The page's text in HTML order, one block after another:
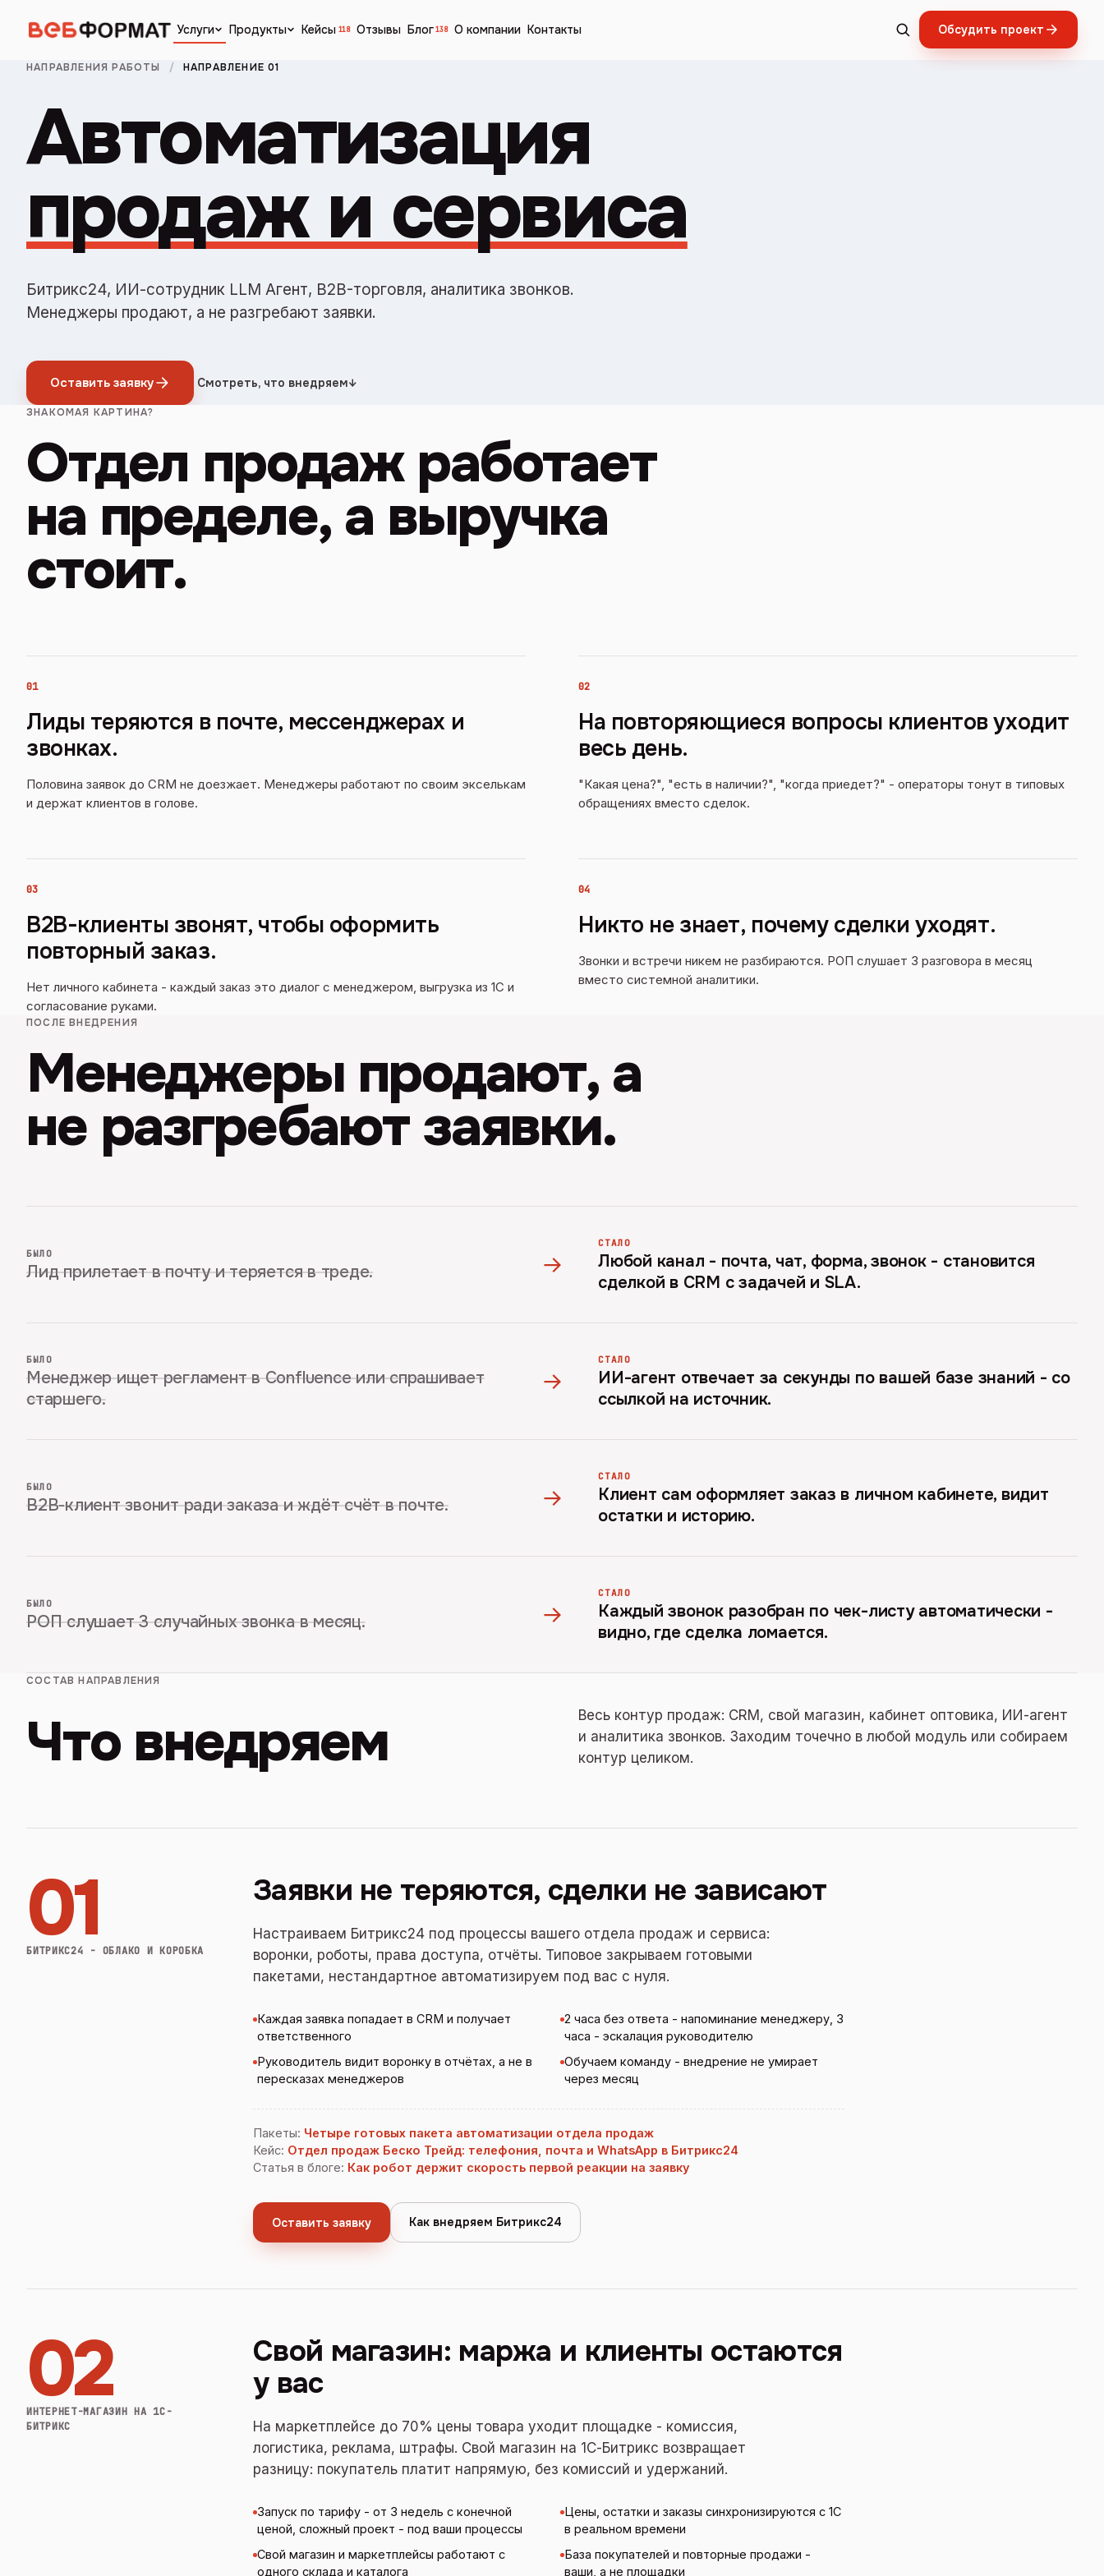
Услуги Продукты Кейсы 118 Отзывы Блог 138 О компании Контакты Обсудить проект
НАПРАВЛЕНИЯ РАБОТЫ / НАПРАВЛЕНИЕ 01
Автоматизация
продаж и сервиса
Битрикс24, ИИ-сотрудник LLM Агент, B2B-торговля, аналитика звонков.
Менеджеры продают, а не разгребают заявки.
Оставить заявку Смотреть, что внедряем↓
ЗНАКОМАЯ КАРТИНА?
Отдел продаж работает
на пределе, а выручка
стоит.
01
Лиды теряются в почте, мессенджерах и
звонках.
Половина заявок до CRM не доезжает. Менеджеры работают по своим экселькам
и держат клиентов в голове.
02
На повторяющиеся вопросы клиентов уходит
весь день.
"Какая цена?", "есть в наличии?", "когда приедет?" - операторы тонут в типовых
обращениях вместо сделок.
03
B2B-клиенты звонят, чтобы оформить
повторный заказ.
Нет личного кабинета - каждый заказ это диалог с менеджером, выгрузка из 1С и
согласование руками.
04
Никто не знает, почему сделки уходят.
Звонки и встречи никем не разбираются. РОП слушает 3 разговора в месяц
вместо системной аналитики.
ПОСЛЕ ВНЕДРЕНИЯ
Менеджеры продают, а
не разгребают заявки.
БЫЛО
Лид прилетает в почту и теряется в треде. →
СТАЛО
Любой канал - почта, чат, форма, звонок - становится
сделкой в CRM с задачей и SLA.
БЫЛО
Менеджер ищет регламент в Confluence или спрашивает
старшего.
→
СТАЛО
ИИ-агент отвечает за секунды по вашей базе знаний - со
ссылкой на источник.
БЫЛО
B2B-клиент звонит ради заказа и ждёт счёт в почте. →
СТАЛО
Клиент сам оформляет заказ в личном кабинете, видит
остатки и историю.
БЫЛО
РОП слушает 3 случайных звонка в месяц. →
СТАЛО
Каждый звонок разобран по чек-листу автоматически -
видно, где сделка ломается.
СОСТАВ НАПРАВЛЕНИЯ
Что внедряем
Весь контур продаж: CRM, свой магазин, кабинет оптовика, ИИ-агент
и аналитика звонков. Заходим точечно в любой модуль или собираем
контур целиком.
01
БИТРИКС24 - ОБЛАКО И КОРОБКА
Заявки не теряются, сделки не зависают
Настраиваем Битрикс24 под процессы вашего отдела продаж и сервиса:
воронки, роботы, права доступа, отчёты. Типовое закрываем готовыми
пакетами, нестандартное автоматизируем под вас с нуля.
Каждая заявка попадает в CRM и получает
ответственного
2 часа без ответа - напоминание менеджеру, 3
часа - эскалация руководителю
Руководитель видит воронку в отчётах, а не в
пересказах менеджеров
Обучаем команду - внедрение не умирает
через месяц
Пакеты: Четыре готовых пакета автоматизации отдела продаж
Кейс: Отдел продаж Беско Трейд: телефония, почта и WhatsApp в Битрикс24
Статья в блоге: Как робот держит скорость первой реакции на заявку
Оставить заявку Как внедряем Битрикс24
02
ИНТЕРНЕТ-МАГАЗИН НА 1С-
БИТРИКС
Свой магазин: маржа и клиенты остаются
у вас
На маркетплейсе до 70% цены товара уходит площадке - комиссия,
логистика, реклама, штрафы. Свой магазин на 1С-Битрикс возвращает
разницу: покупатель платит напрямую, без комиссий и удержаний.
Запуск по тарифу - от 3 недель с конечной
ценой, сложный проект - под ваши процессы
Цены, остатки и заказы синхронизируются с 1С
в реальном времени
Свой магазин и маркетплейсы работают с
одного склада и каталога
База покупателей и повторные продажи -
ваши, а не площадки